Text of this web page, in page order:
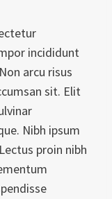
incididunt
arcu risus
sit. Elit
Nibh ipsum
proin nibh